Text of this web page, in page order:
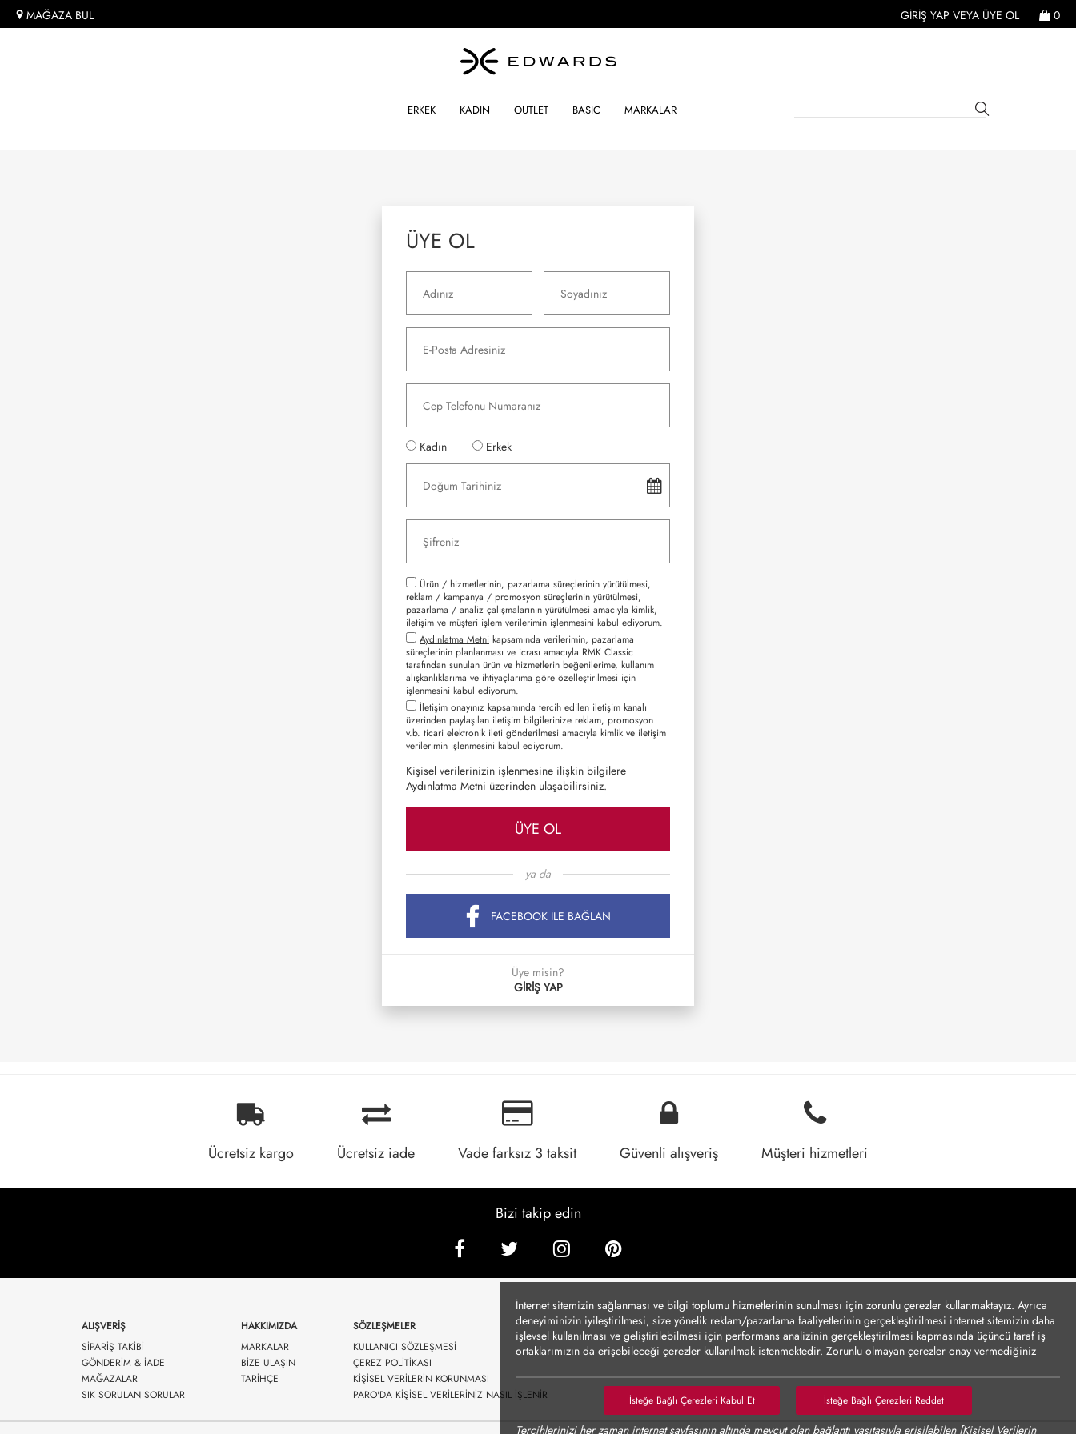
İnternet sitemizin sağlanması ve bilgi toplumu hizmetlerinin sunulması için zorunlu çerezler kullanmaktayız. Ayrıca
deneyiminizin iyileştirilmesi, size yönelik reklam/pazarlama faaliyetlerinin gerçekleştirilmesi internet sitemizin daha
işlevsel kullanılması ve geliştirilebilmesi için performans analizinin gerçekleştirilmesi kapmasında üçüncü taraf iş
ortaklarımızın da erişebileceği çerezler kullanılmak istenmektedir. Zorunlu olmayan çerezler onay vermediğiniz
Detayları altında sunulmakta olup, tercihlerinize göre kişisel verileriniz yurt dışına aktarılabilecektir.Çerez
Politikası’nı
incelemenizi rica ederiz.
Verilerinizin size yönelik reklam/pazarlama faaliyetlerinin gerçekleştirilmesi, internet sitesinin daha işlevsel kılınması
İsteğe Bağlı Çerezleri Kabul Et İsteğe Bağlı Çerezleri Reddet
Tercihlerinizi her zaman internet sayfasının altında mevcut olan bağlantı vasıtasıyla erişilebilen [Kişisel Verilerin
MAĞAZA BUL 0
GIRIŞ YAP VEYA ÜYE OL
ERKEK KADIN OUTLET BASIC MARKALAR
ÜYE OL
Kadın Erkek
Ürün / hizmetlerinin, pazarlama süreçlerinin yürütülmesi,
reklam / kampanya / promosyon süreçlerinin yürütülmesi,
pazarlama / analiz çalışmalarının yürütülmesi amacıyla kimlik,
iletişim ve müşteri işlem verilerimin işlenmesini kabul ediyorum.
Aydınlatma Metni kapsamında verilerimin, pazarlama
süreçlerinin planlanması ve icrası amacıyla RMK Classic
tarafından sunulan ürün ve hizmetlerin beğenilerime, kullanım
alışkanlıklarıma ve ihtiyaçlarıma göre özelleştirilmesi için
işlenmesini kabul ediyorum.
İletişim onayınız kapsamında tercih edilen iletişim kanalı
üzerinden paylaşılan iletişim bilgilerinize reklam, promosyon
v.b. ticari elektronik ileti gönderilmesi amacıyla kimlik ve iletişim
verilerimin işlenmesini kabul ediyorum.
Kişisel verilerinizin işlenmesine ilişkin bilgilere
Aydınlatma Metni üzerinden ulaşabilirsiniz.
ÜYE OL
ya da
FACEBOOK İLE BAĞLAN
Üye misin?
GİRİŞ YAP
Ücretsiz kargo Ücretsiz iade Vade farksız 3 taksit Güvenli alışveriş Müşteri hizmetleri
Bizi takip edin
ALIŞVERİŞ
SİPARİŞ TAKİBİ
GÖNDERİM & İADE
MAĞAZALAR
SIK SORULAN SORULAR
HAKKIMIZDA
MARKALAR
BİZE ULAŞIN
TARİHÇE
SÖZLEŞMELER
KULLANICI SÖZLEŞMESİ
ÇEREZ POLİTİKASI
KİŞİSEL VERİLERİN KORUNMASI
PARO'DA KİŞİSEL VERİLERİNİZ NASIL İŞLENİR